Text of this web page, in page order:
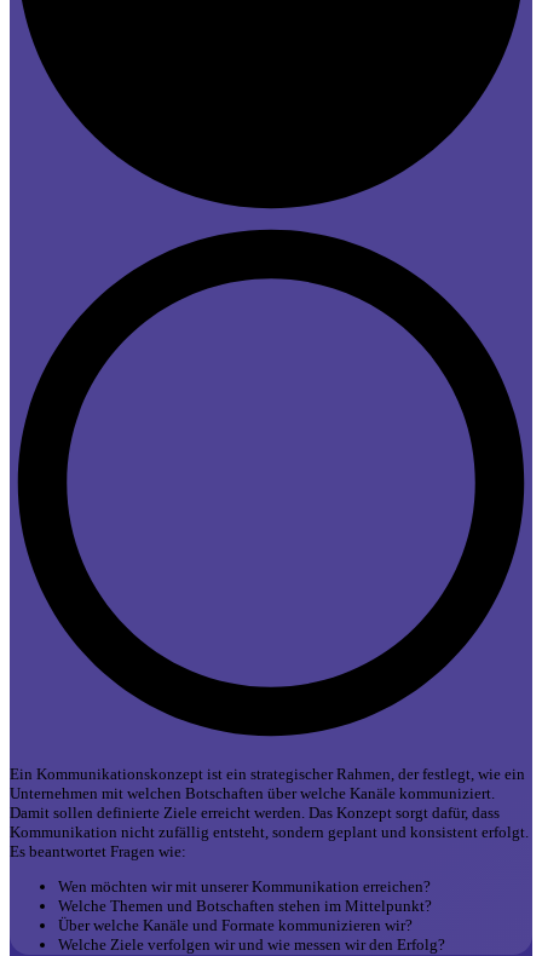
Ein Kommunikationskonzept ist ein strategischer Rahmen, der festlegt, wie ein
Unternehmen mit welchen Botschaften über welche Kanäle kommuniziert.
Damit sollen definierte Ziele erreicht werden. Das Konzept sorgt dafür, dass
Kommunikation nicht zufällig entsteht, sondern geplant und konsistent erfolgt.
Es beantwortet Fragen wie:
Wen möchten wir mit unserer Kommunikation erreichen?
Welche Themen und Botschaften stehen im Mittelpunkt?
Über welche Kanäle und Formate kommunizieren wir?
Welche Ziele verfolgen wir und wie messen wir den Erfolg?